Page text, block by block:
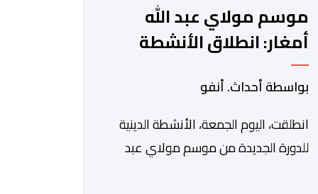
موسم مولاي عبد الله
أمغار: انطلاق الأنشطة
الدينية في أجواء من
الخشوع الروحي
بواسطة أحداث. أنفو
انطلقت، اليوم الجمعة، الأنشطة الدينية
للدورة الجديدة من موسم مولاي عبد